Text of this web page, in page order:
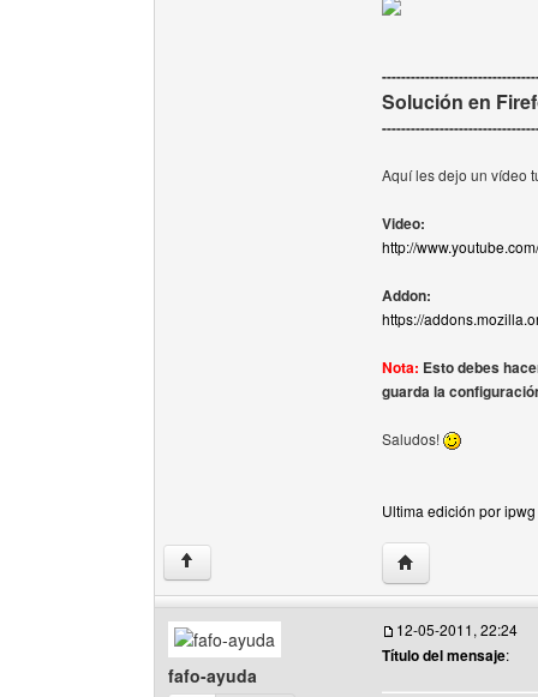
Solución en
Aquí les dejo un vídeo
Video:
http://
Addon:
https://
Nota: Esto debes
guarda la
Saludos!
Ultima edición por
↑ Visitar sitio web
fafo-ayuda
12-05-2011, 22:24
Título del mensaje: